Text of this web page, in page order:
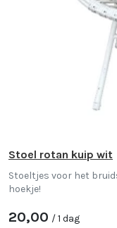
Stoel rotan kuip wit
Stoeltjes voor het
hoekje!
20,00 / 1 dag